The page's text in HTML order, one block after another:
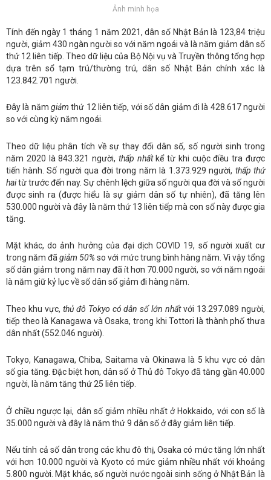
Ảnh minh họa
Tính đến ngày 1 tháng 1 năm 2021, dân số Nhật Bản là 123,84 triệu
người, giảm 430 ngàn người so với năm ngoái và là năm giảm dân số
thứ 12 liên tiếp. Theo dữ liệu của Bộ Nội vụ và Truyền thông tổng hợp
dựa trên sổ tạm trú/thường trú, dân số Nhật Bản chính xác là
123.842.701 người.
Đây là năm giảm thứ 12 liên tiếp, với số dân giảm đi là 428.617 người
so với cùng kỳ năm ngoái.
Theo dữ liệu phân tích về sự thay đổi dân số, số người sinh trong
năm 2020 là 843.321 người, thấp nhấtkể từ khi cuộc điều tra được
tiến hành. Số người qua đời trong năm là 1.373.929 người, thấp thứ
haitừ trước đến nay. Sự chênh lệch giữa số người qua đời và số người
được sinh ra (được hiểu là sự giảm dân số tự nhiên), đã tăng lên
530.000 người và đây là năm thứ 13 liên tiếp mà con số này được gia
tăng.
Mặt khác, do ảnh hưởng của đại dịch COVID 19, số người xuất cư
trong năm đãgiảm 50% so với mức trung bình hàng năm. Vì vậy tổng
số dân giảm trong năm nay đã ít hơn 70.000 người, so với năm ngoái
là năm giữ kỷ lục về số dân số giảm đi hàng năm.
Theo khu vực, thủ đô Tokyo có dân số lớn nhấtvới 13.297.089 người,
tiếp theo là Kanagawa và Osaka, trong khi Tottori là thành phố thưa
dân nhất (552.046 người).
Tokyo, Kanagawa, Chiba, Saitama và Okinawa là 5 khu vực có dân
số gia tăng. Đặc biệt hơn, dân số ở Thủ đô Tokyo đã tăng gần 40.000
người, là năm tăng thứ 25 liên tiếp.
Ở chiều ngược lại, dân số giảm nhiều nhất ở Hokkaido, với con số là
35.000 người và đây là năm thứ 9 dân số ở đây giảm liên tiếp.
Nếu tính cả số dân trong các khu đô thị, Osaka có mức tăng lớn nhất
với hơn 10.000 người và Kyoto có mức giảm nhiều nhất với khoảng
5.800 người. Mặt khác, số người nước ngoài sinh sống ở Nhật Bản là